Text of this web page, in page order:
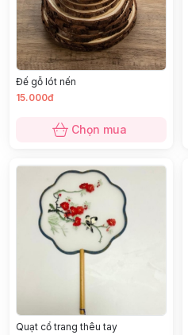
Đế gỗ lót nến
15.000đ
Chọn mua
Quạt cổ trang thêu tay